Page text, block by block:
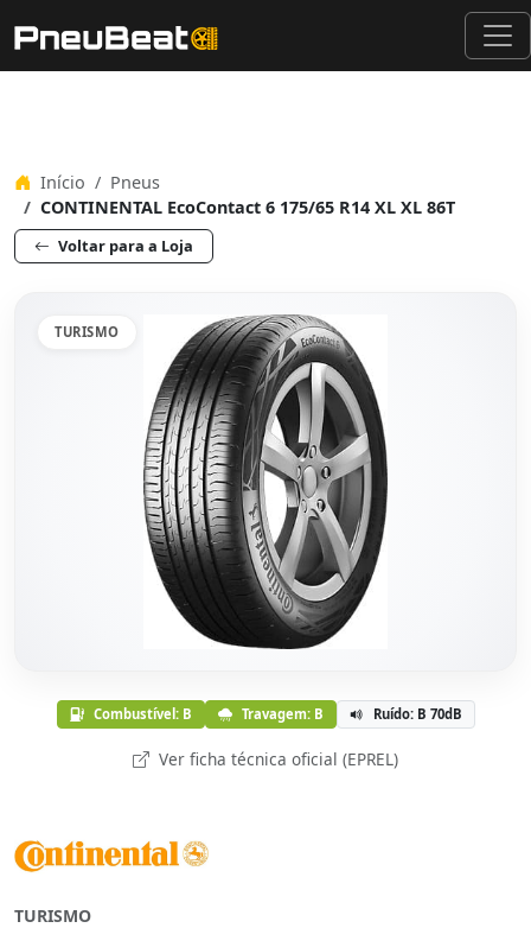
Início
Pneus
CONTINENTAL EcoContact 6 175/65 R14 XL XL 86T
Voltar para a Loja
TURISMO
Combustível: B Travagem: B Ruído: B 70dB
Ver ficha técnica oficial (EPREL)
TURISMO